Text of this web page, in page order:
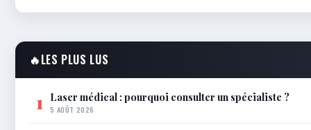
🔥LES PLUS LUS
1 Laser médical : pourquoi consulter un spécialiste ?
5 AOÛT 2026